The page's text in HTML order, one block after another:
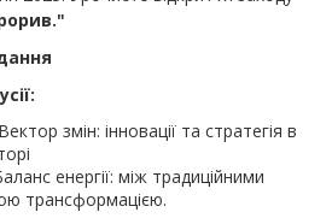
змін: інновації та стратегія в
енергії: між традиційними
трансформацією.